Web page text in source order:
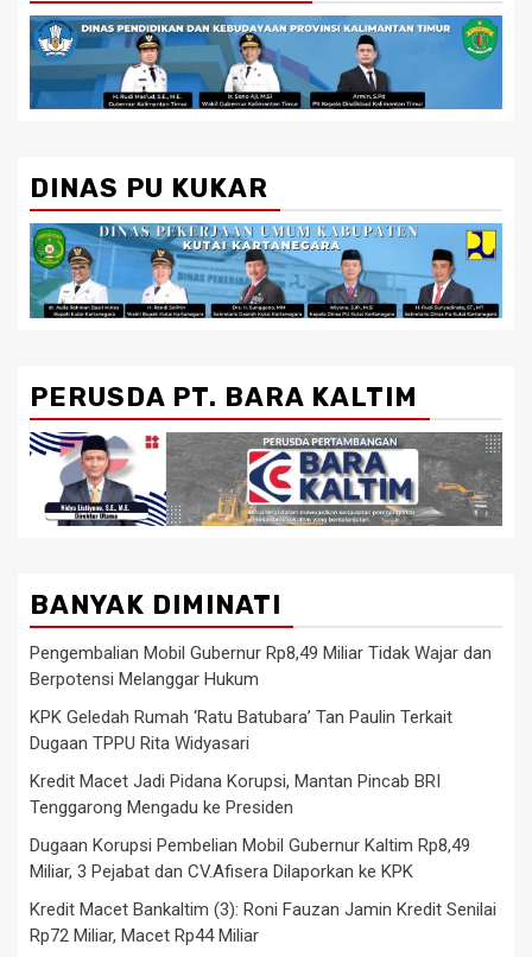
DINAS PU KUKAR
PERUSDA PT. BARA KALTIM
BANYAK DIMINATI
Pengembalian Mobil Gubernur Rp8,49 Miliar Tidak Wajar dan
Berpotensi Melanggar Hukum
KPK Geledah Rumah ‘Ratu Batubara’ Tan Paulin Terkait
Dugaan TPPU Rita Widyasari
Kredit Macet Jadi Pidana Korupsi, Mantan Pincab BRI
Tenggarong Mengadu ke Presiden
Dugaan Korupsi Pembelian Mobil Gubernur Kaltim Rp8,49
Miliar, 3 Pejabat dan CV.Afisera Dilaporkan ke KPK
Kredit Macet Bankaltim (3): Roni Fauzan Jamin Kredit Senilai
Rp72 Miliar, Macet Rp44 Miliar